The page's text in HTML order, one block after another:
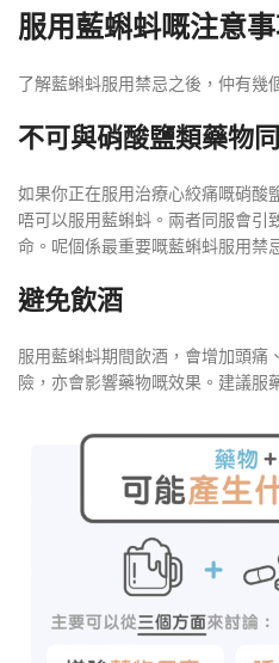
服用藍蝌蚪嘅注意
了解藍蝌蚪服用禁忌之後，仲有幾
不可與硝酸鹽類藥物
如果你正在服用治療心絞痛嘅硝酸
唔可以服用藍蝌蚪。兩者同服會引
命。呢個係最重要嘅藍蝌蚪服用禁
避免飲酒
服用藍蝌蚪期間飲酒，會增加頭痛
險，亦會影響藥物嘅效果。建議服